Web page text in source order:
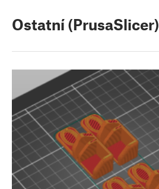
Ostatní (PrusaSlicer)